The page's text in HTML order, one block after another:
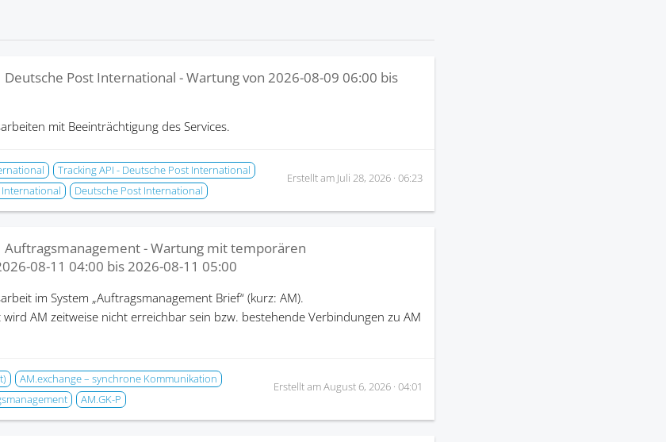
Deutsche Post International - Wartung von 2026-08-09 06:00 bis
mit Beeinträchtigung des Services.
Tracking API - Deutsche Post International
International
Deutsche Post International
Erstellt am Juli 28, 2026 · 06:23
Auftragsmanagement - Wartung mit temporären
08-11 04:00 bis2026-08-11 05:00
im System „Auftragsmanagement Brief“ (kurz: AM).
AM zeitweise nicht erreichbar sein bzw. bestehende Verbindungen zu AM
AM.exchange – synchrone Kommunikation
AM.GK-P
Erstellt amAugust 6, 2026 · 04:01